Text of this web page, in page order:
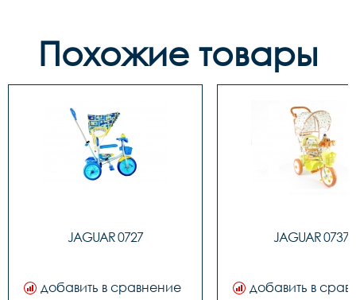
Похожие товары
JAGUAR 0727
добавить в сравнение
JAGUAR 0737K
добавить в